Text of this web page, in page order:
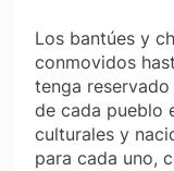
Los bantúes y
conmovidos
tenga
de cada pueblo
culturales y
para cada uno,